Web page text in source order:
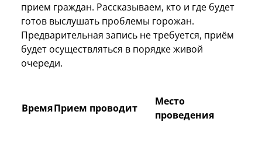
прием граждан. Рассказываем, кто и где будет
готов выслушать проблемы горожан.
Предварительная запись не требуется, приём
будет осуществляться в порядке живой
очереди.
ВремяПрием проводит
Место
проведения